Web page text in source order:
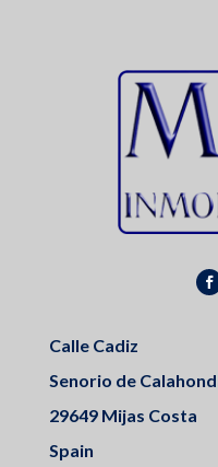
Calle Cadiz
Senorio de
29649 Mijas Costa
Spain